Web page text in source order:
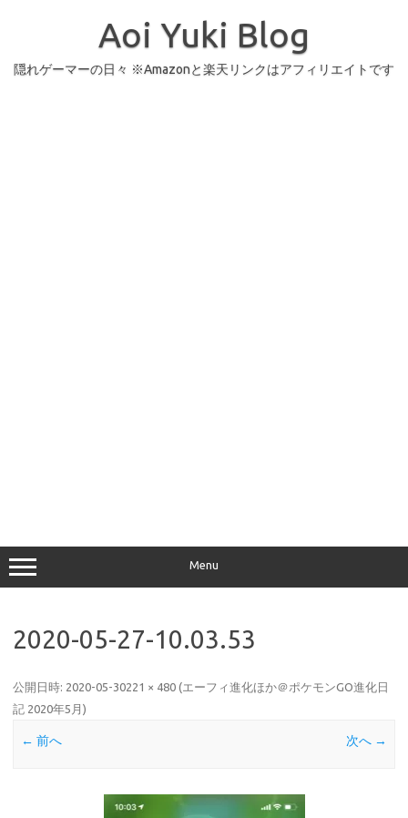
Aoi Yuki Blog
隠れゲーマーの日々 ※Amazonと楽天リンクはアフィリエイトです
Menu
2020-05-27-10.03.53
公開日時: 2020-05-30221 × 480 (エーフィ進化ほか＠ポケモンGO進化日
記 2020年5月 )
← 前へ 次へ →